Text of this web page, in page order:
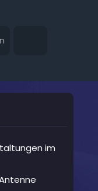
im